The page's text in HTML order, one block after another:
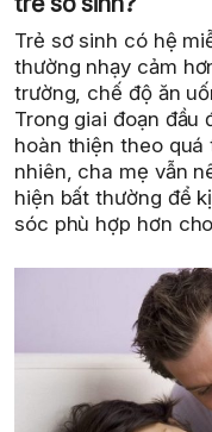
Trẻ sơ sinh có hệ
thường nhạy cảm
trường, chế độ ăn
Trong giai đoạn đầu
hoàn thiện theo
nhiên, cha mẹ vẫn
hiện bất thường để
sóc phù hợp hơn